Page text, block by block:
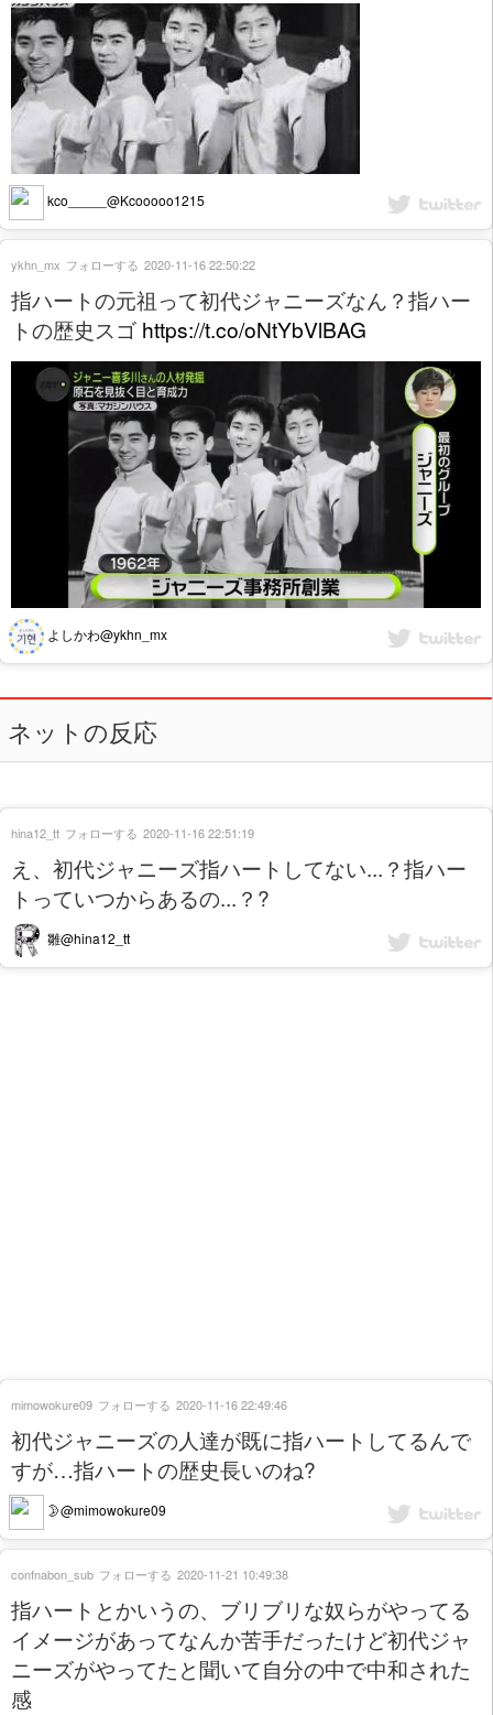
kco_____@Kcooooo1215
指ハートの元祖って初代ジャニーズなん？指ハー
トの歴史スゴ https://t.co/oNtYbVlBAG
よしかわ@ykhn_mx
ykhn_mx フォローする 2020-11-16 22:50:22
ネットの反応
え、初代ジャニーズ指ハートしてない...？指ハー
トっていつからあるの...？?
雛@hina12_tt
hina12_tt フォローする 2020-11-16 22:51:19
初代ジャニーズの人達が既に指ハートしてるんで
すが…指ハートの歴史長いのね?
🌛@mimowokure09
mimowokure09 フォローする 2020-11-16 22:49:46
指ハートとかいうの、ブリブリな奴らがやってる
イメージがあってなんか苦手だったけど初代ジャ
ニーズがやってたと聞いて自分の中で中和された
感
confnabon_sub フォローする 2020-11-21 10:49:38